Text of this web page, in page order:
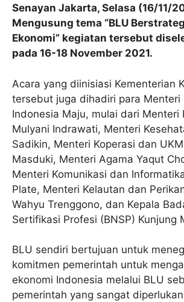
Senayan Jakarta, Selasa (16/11/
Mengusung tema “BLU
Ekonomi” kegiatan tersebut
pada 16-18 November 2021.
Acara yang diinisiasi Kementerian
tersebut juga dihadiri para Menteri
Indonesia Maju, mulai dari Menteri
Mulyani Indrawati, Menteri
Sadikin, Menteri Koperasi dan
Masduki, Menteri Agama Yaqut
Menteri Komunikasi dan
Plate, Menteri Kelautan dan
Wahyu Trenggono, dan Kepala
Sertifikasi Profesi (BNSP) Kunjung
BLU sendiri bertujuan untuk
komitmen pemerintah untuk
ekonomi Indonesia melalui BLU
pemerintah yang sangat